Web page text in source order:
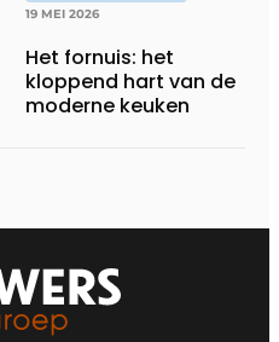
19 MEI 2026
Het fornuis: het
kloppend hart van de
moderne keuken